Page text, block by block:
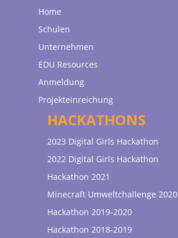
Home
Schulen
Unternehmen
EDU Resources
Anmeldung
Projekteinreichung
HACKATHONS
2023 Digital Girls Hackathon
2022 Digital Girls Hackathon
Hackathon 2021
Minecraft Umweltchallenge 2020
Hackathon 2019-2020
Hackathon 2018-2019